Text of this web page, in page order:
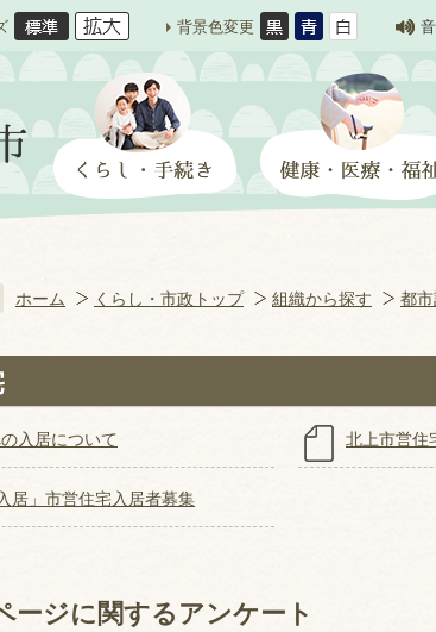
背景色変更
ホーム くらし・市政トップ 組織から探す 都
入居について 北上市営住
居」市営住宅入居者募集
ージに関するアンケート